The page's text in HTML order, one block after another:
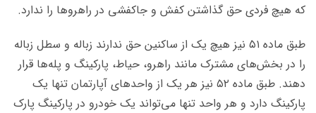
که هیچ فردی حق گذاشتن کفش و جاکفشی در راهروها را ندارد.
طبق ماده ۵۱ نیز هیچ یک از ساکنین حق ندارند زباله و سطل زباله
را در بخش‌های مشترک مانند راهرو، حیاط، پارکینگ و پله‌ها قرار
دهند. طبق ماده ۵۲ نیز هر یک از واحدهای آپارتمان تنها یک
پارکینگ دارد و هر واحد تنها می‌تواند یک خودرو در پارکینگ پارک